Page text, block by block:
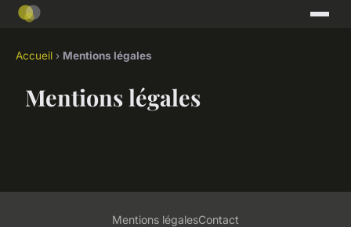
Accueil › Mentions légales
Mentions légales
Mentions légalesContact